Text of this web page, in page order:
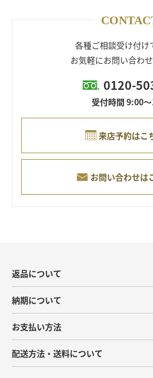
各種ご相談受け付け
お気軽にお問い合わせ
0120-
受付時間 9:00
来店予約はこ
お問い合わせは
返品について
納期について
お支払い方法
配送方法・送料について